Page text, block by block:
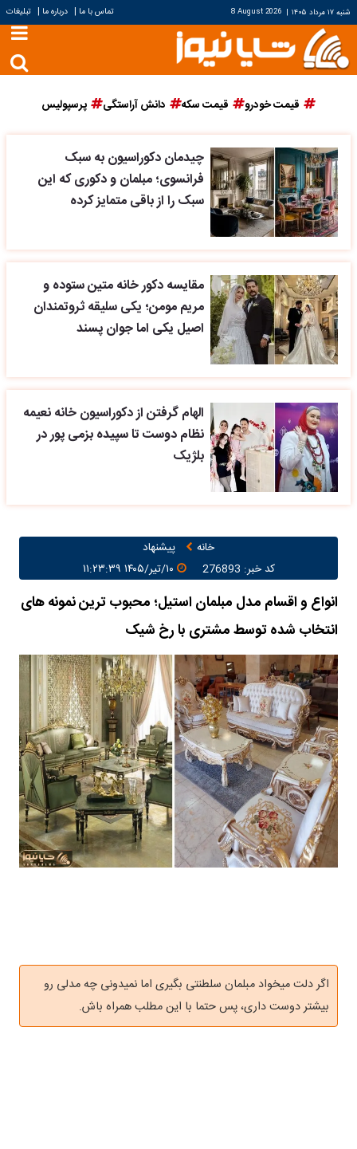
شنبه ۱۷ مرداد ۱۴۰۵ |
8 August 2026 تماس با ما | درباره ما | تبلیغات
قیمت خودرو قیمت سکه دانش آراستگی پرسپولیس
چیدمان دکوراسیون به سبک
فرانسوی؛ مبلمان و دکوری که این
سبک را از باقی متمایز کرده
مقایسه دکور خانه متین ستوده و
مریم مومن؛ یکی سلیقه ثروتمندان
اصیل یکی اما جوان پسند
الهام گرفتن از دکوراسیون خانه نعیمه
نظام دوست تا سپیده بزمی پور در
بلژیک
خانه
پیشنهاد
کد خبر: 276893
انواع و اقسام مدل مبلمان استیل؛ محبوب ترین نمونه های
انتخاب شده توسط مشتری با رخ شیک
اگر دلت میخواد مبلمان سلطنتی بگیری اما نمیدونی چه مدلی رو
بیشتر دوست داری، پس حتما با این مطلب همراه باش.